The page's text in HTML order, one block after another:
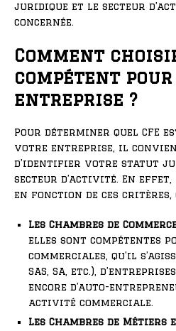
juridique et le secteur
concernée.
Comment
compétent
entreprise ?
Pour déterminer quel CFE
votre entreprise, il
d’identifier votre statut
secteur d’activité. En effet,
en fonction de ces critères,
Les Chambres de
elles sont compétentes
commerciales, qu’il
SAS, SA, etc.),
encore d’auto-
activité commerciale.
Les Chambres de Métiers